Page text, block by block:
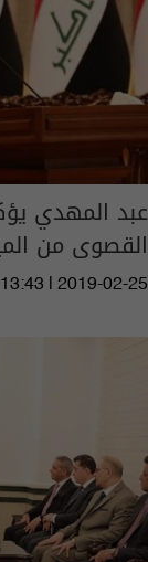
عبد المهدي
القصوى من
13:43 | 2019-02-25